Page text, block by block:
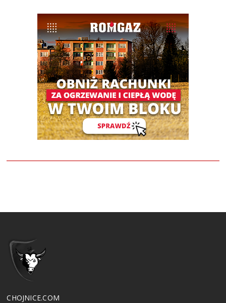
CHOJNICE.COM